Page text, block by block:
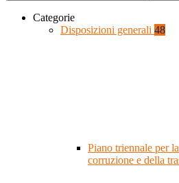
Categorie
Disposizioni generali 48
Piano triennale per
corruzione e della